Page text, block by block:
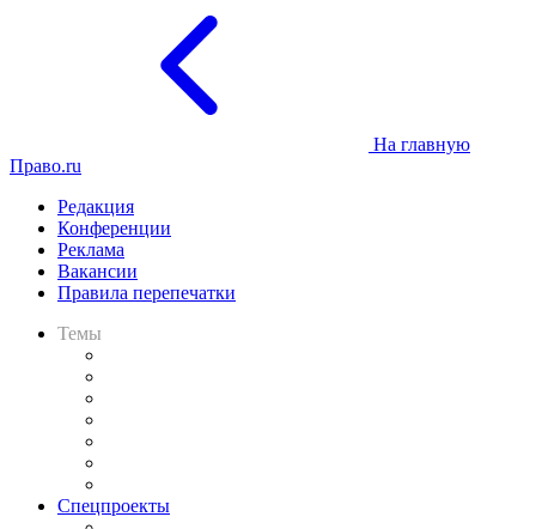
На главную
Право.ru
Редакция
Конференции
Реклама
Вакансии
Правила перепечатки
Темы
Спецпроекты